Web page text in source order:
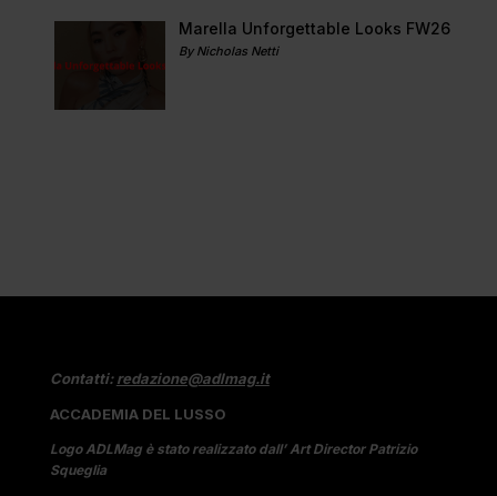
Marella Unforgettable Looks FW26
By Nicholas Netti
Contatti:redazione@adlmag.it
ACCADEMIA DEL LUSSO
Logo ADLMag è stato realizzato dall’ Art Director Patrizio
Squeglia